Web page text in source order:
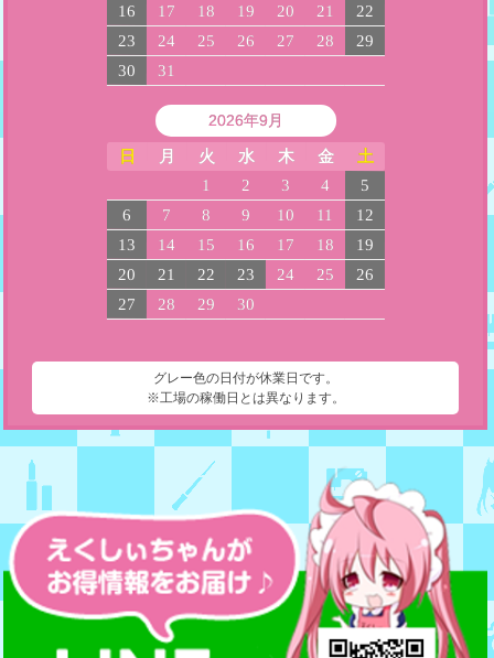
16
17 18 19 20 21 22
23 24 25 26 27 28 29
30 31
2026年9月
日 月 火 水 木 金 土
1 2 3 4
5
6
7 8 9 10 11
12
13
14 15 16 17 18
19
20
21 22 23 24 25
26
27
28 29 30
グレー色の日付が休業日です。
※工場の稼働日とは異なります。